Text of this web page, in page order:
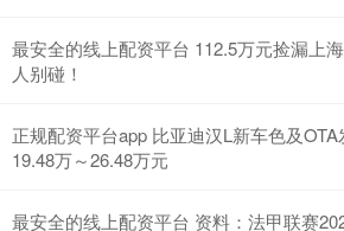
最安全的线上配资平台 112.5万元捡漏上
人别碰！
正规配资平台app 比亚迪汉L新车色及
19.48万～26.48万元
最安全的线上配资平台 资料：法甲联赛